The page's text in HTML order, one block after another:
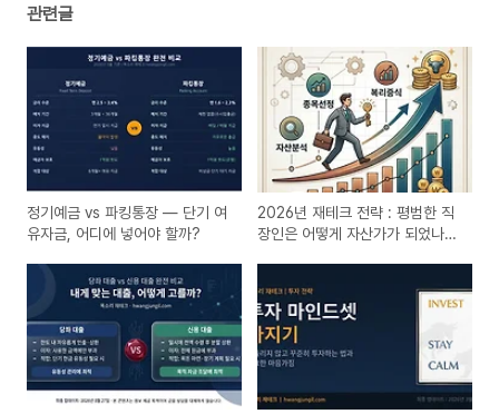
관련글
정기예금 vs 파킹통장 — 단기 여
유자금, 어디에 넣어야 할까?
2026년 재테크 전략 : 평범한 직
장인은 어떻게 자산가가 되었나?